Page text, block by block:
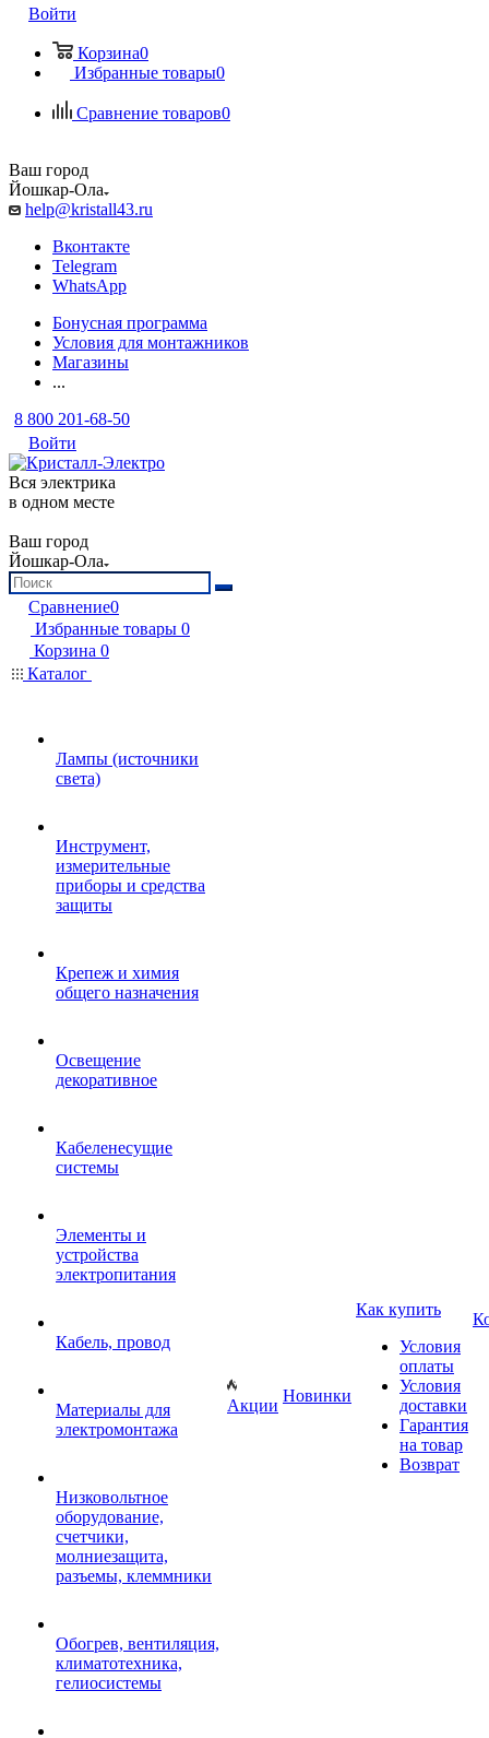
Войти
Корзина0
Избранные товары0
Сравнение товаров0
Ваш город
Йошкар-Ола
help@kristall43.ru
Вконтакте
Telegram
WhatsApp
Бонусная программа
Условия для монтажников
Магазины
...
8 800 201-68-50
Войти
Вся электрика
в одном месте
Ваш город
Йошкар-Ола
Сравнение0
Избранные товары 0
Корзина 0
Каталог
Лампы (источники
света)
Инструмент,
измерительные
приборы и средства
защиты
Крепеж и химия
общего назначения
Освещение
декоративное
Кабеленесущие
системы
Элементы и
устройства
электропитания
Кабель, провод
Материалы для
электромонтажа
Низковольтное
оборудование,
счетчики,
молниезащита,
разъемы, клеммники
Обогрев, вентиляция,
климатотехника,
гелиосистемы
Акции
Новинки
Как купить
Условия
оплаты
Условия
доставки
Гарантия
на товар
Возврат